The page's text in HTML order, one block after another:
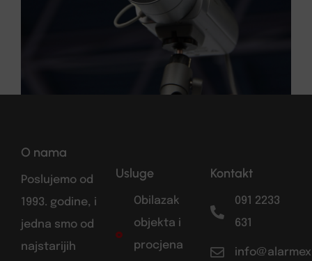
O nama
Poslujemo od
1993. godine, i
jedna smo od
najstarijih
Usluge
Obilazak
objekta i
procjena
Kontakt
091 2233
631